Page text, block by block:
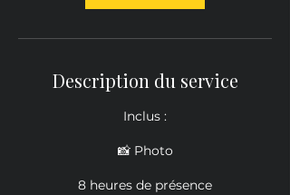
Description du service
Inclus :
📸 Photo
8 heures de présence